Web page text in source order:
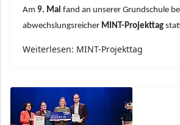
Am 9. Mai fand an unserer Grundschule
abwechslungsreicher MINT-Projekttag
Weiterlesen: MINT-Projekttag